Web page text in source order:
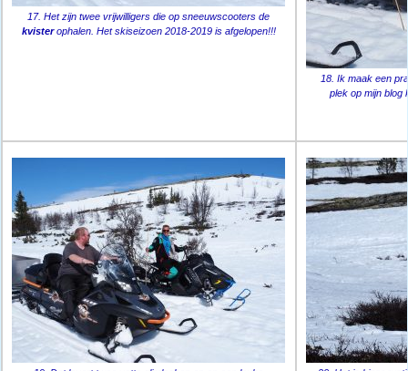
17. Het zijn twee vrijwilligers die op sneeuwscooters de
kvisterophalen. Het skiseizoen 2018-2019 is afgelopen!!!
18. Ik maak een
plek op mijn blog